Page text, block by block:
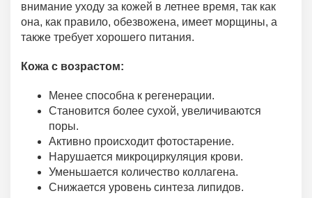
внимание уходу за кожей в летнее время, так как
она, как правило, обезвожена, имеет морщины, а
также требует хорошего питания.
Кожа с возрастом:
Менее способна к регенерации.
Становится более сухой, увеличиваются
поры.
Активно происходит фотостарение.
Нарушается микроциркуляция крови.
Уменьшается количество коллагена.
Снижается уровень синтеза липидов.